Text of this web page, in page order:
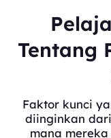
Tentang
Faktor kunci
diinginkan
mana